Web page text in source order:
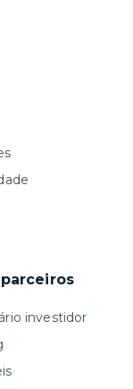
investidor